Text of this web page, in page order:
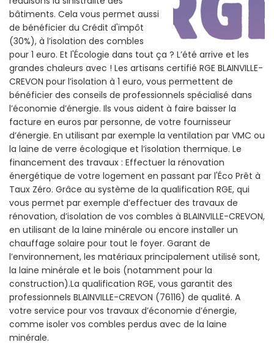
bâtiments. Cela vous permet aussi
de bénéficier du Crédit d'impôt
(30%), à l’isolation des combles
pour 1 euro. Et l'Écologie dans tout ça ? L’été arrive et les
grandes chaleurs avec ! Les artisans certifié RGE BLAINVILLE-
CREVON pour l’isolation à 1 euro, vous permettent de
bénéficier des conseils de professionnels spécialisé dans
l’économie d’énergie. Ils vous aident à faire baisser la
facture en euros par personne, de votre fournisseur
d’énergie. En utilisant par exemple la ventilation par VMC ou
la laine de verre écologique et l’isolation thermique. Le
financement des travaux : Effectuer la rénovation
énergétique de votre logement en passant par l'Éco Prêt à
Taux Zéro. Grâce au système de la qualification RGE, qui
vous permet par exemple d’effectuer des travaux de
rénovation, d’isolation de vos combles à BLAINVILLE-CREVON,
en utilisant de la laine minérale ou encore installer un
chauffage solaire pour tout le foyer. Garant de
l’environnement, les matériaux principalement utilisé sont,
la laine minérale et le bois (notamment pour la
construction).La qualification RGE, vous garantit des
professionnels BLAINVILLE-CREVON (76116) de qualité. A
votre service pour vos travaux d’économie d’énergie,
comme isoler vos combles perdus avec de la laine
minérale.